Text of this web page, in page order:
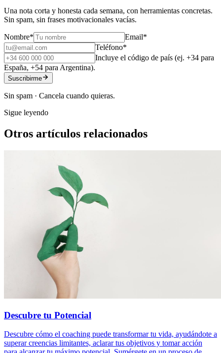
Una nota corta y honesta cada semana, con herramientas concretas.
Sin spam, sin frases motivacionales vacías.
Nombre* Email*
Teléfono*
Incluye el código de país (ej. +34 para
España, +54 para Argentina).
Suscribirme
Sin spam · Cancela cuando quieras.
Sigue leyendo
Otros artículos relacionados
Descubre tu Potencial
Descubre cómo el coaching puede transformar tu vida, ayudándote a
superar creencias limitantes, aclarar tus objetivos y tomar acción